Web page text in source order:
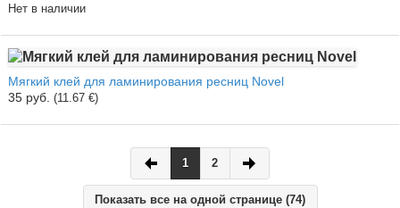
Нет в наличии
Мягкий клей для ламинирования ресниц Novel
35 руб. (11.67 €)
1 2
Показать все на одной странице (74)